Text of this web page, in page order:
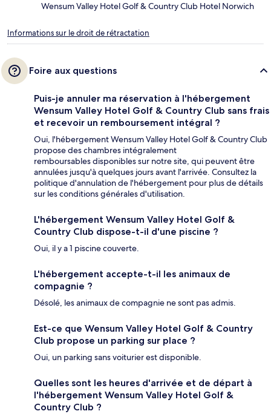
Wensum Valley Hotel Golf & Country Club Hotel Norwich
Informations sur le droit de rétractation
Foire aux questions
Puis-je annuler ma réservation à l'hébergement
Wensum Valley Hotel Golf & Country Club sans frais
et recevoir un remboursement intégral ?
Oui, l'hébergement Wensum Valley Hotel Golf & Country Club
propose des chambres intégralement
remboursables disponibles sur notre site, qui peuvent être
annulées jusqu'à quelques jours avant l'arrivée. Consultez la
politique d'annulation de l'hébergement pour plus de détails
sur les conditions générales d'utilisation.
L'hébergement Wensum Valley Hotel Golf &
Country Club dispose-t-il d'une piscine ?
Oui, il y a 1 piscine couverte.
L'hébergement accepte-t-il les animaux de
compagnie ?
Désolé, les animaux de compagnie ne sont pas admis.
Est-ce que Wensum Valley Hotel Golf & Country
Club propose un parking sur place ?
Oui, un parking sans voiturier est disponible.
Quelles sont les heures d'arrivée et de départ à
l'hébergement Wensum Valley Hotel Golf &
Country Club ?